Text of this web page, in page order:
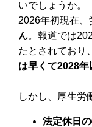
いでしょうか。
2026年初現在
ん。報道では
たとされており
は早くて2028年
しかし、厚生労
法定休日